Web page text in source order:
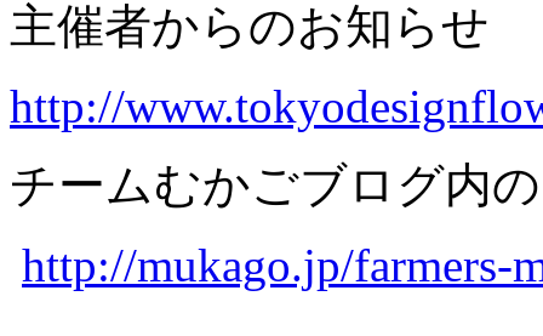
主催者からのお知らせ
http://
チームむかごブログ内
http://mukago.jp/farmers-